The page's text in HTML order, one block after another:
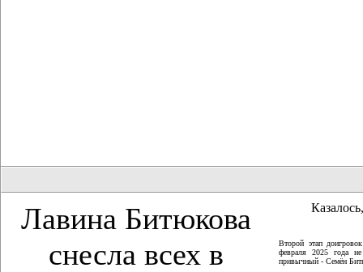
Лавина Битюкова
снесла всех в
Второй этап
февраля 2025 года
привычный - Семён